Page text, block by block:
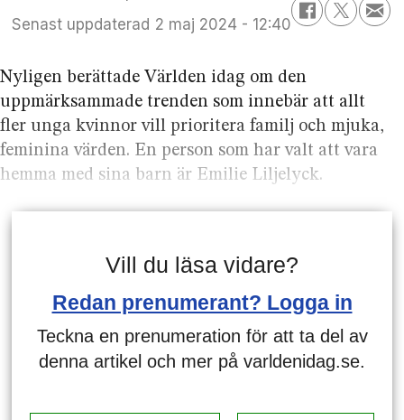
Senast uppdaterad
2 maj 2024 - 12:40
Nyligen berättade Världen idag om den
uppmärksammade trenden som innebär att allt
fler unga kvinnor vill prioritera familj och mjuka,
feminina värden. En person som har valt att vara
hemma med sina barn är Emilie Liljelyck.
Vill du läsa vidare?
Redan prenumerant? Logga in
Teckna en prenumeration för att ta del av
denna artikel och mer på varldenidag.se.